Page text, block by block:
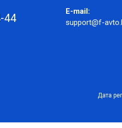
44
E-mail:
support@f-
Дата